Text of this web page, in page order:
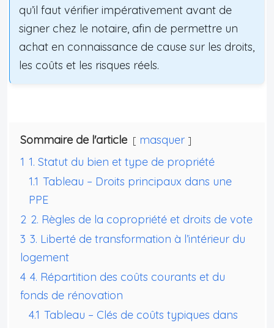
qu’il faut vérifier impérativement avant de
signer chez le notaire, afin de permettre un
achat en connaissance de cause sur les droits,
les coûts et les risques réels.
Sommaire de l'article
masquer
1 1. Statut du bien et type de propriété
1.1 Tableau – Droits principaux dans une
PPE
2 2. Règles de la copropriété et droits de vote
3 3. Liberté de transformation à l’intérieur du
logement
4 4. Répartition des coûts courants et du
fonds de rénovation
4.1 Tableau – Clés de coûts typiques dans